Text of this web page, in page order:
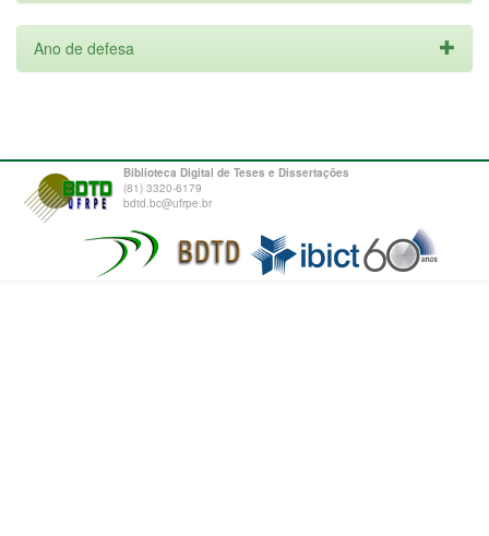
Ano de defesa
Biblioteca Digital de Teses e Dissertações
(81) 3320-6179
bdtd.bc@ufrpe.br